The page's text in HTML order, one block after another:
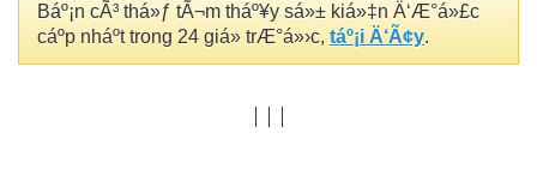
Báº¡n cÃ³ thá»ƒ tÃ¬m tháº¥y sá»± kiá»‡n Ä‘Æ°á»£c
cáº­p nháº­t trong 24 giá» trÆ°á»›c, táº¡i Ä‘Ã¢y.